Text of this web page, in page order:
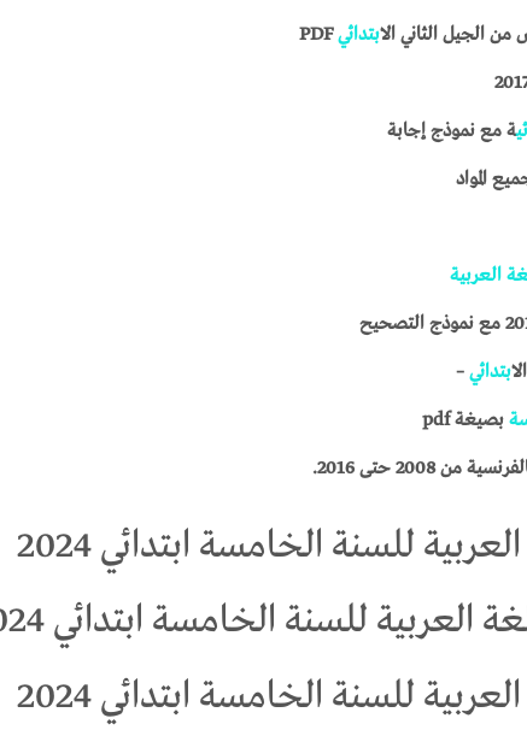
الجيل الثاني الابتدائيPDF
ة مع نموذج إجابة
المواد
العربية
ابتدائي –
بصيغة pdf
من 2008 حتى 2016.
للسنة الخامسة ابتدائي 2024
العربية للسنة الخامسة ابتدائي 2024
للسنة الخامسة ابتدائي 2024